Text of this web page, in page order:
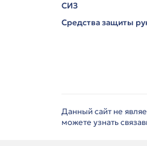
СИЗ
Средства защиты
Данный сайт не
можете узнать